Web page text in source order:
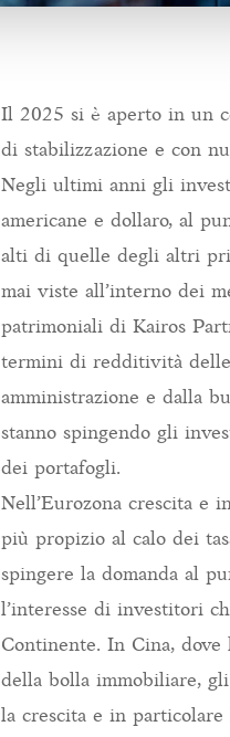
Il 2025 si è aperto in un
di stabilizzazione e con
Negli ultimi anni gli
americane e dollaro, al
alti di quelle degli altri
mai viste all’interno dei
patrimoniali di Kairos
termini di redditività delle
amministrazione e dalla
stanno spingendo gli
dei portafogli.
Nell’Eurozona crescita e
più propizio al calo dei
spingere la domanda al
l’interesse di investitori
Continente. In Cina, dove
della bolla immobiliare,
la crescita e in